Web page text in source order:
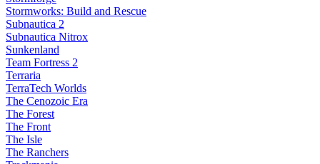
Stormworks: Build and Rescue
Subnautica 2
Subnautica Nitrox
Sunkenland
Team Fortress 2
Terraria
TerraTech Worlds
The Cenozoic Era
The Forest
The Front
The Isle
The Ranchers